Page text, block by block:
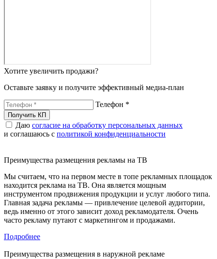
Хотите увеличить продажи?
Оставьте заявку и получите эффективный медиа-план
Телефон *
Даю согласие на обработку персональных данных
и соглашаюсь с политикой конфиденциальности
Преимущества размещения рекламы на ТВ
Мы считаем, что на первом месте в топе рекламных площадок
находится реклама на ТВ. Она является мощным
инструментом продвижения продукции и услуг любого типа.
Главная задача рекламы — привлечение целевой аудитории,
ведь именно от этого зависит доход рекламодателя. Очень
часто рекламу путают с маркетингом и продажами.
Подробнее
Преимущества размещения в наружной рекламе